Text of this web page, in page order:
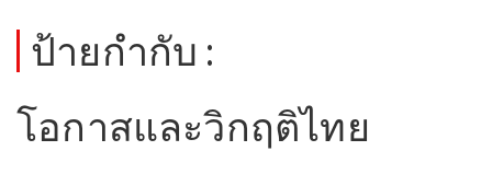
ป้ายกำกับ :
โอกาสและวิกฤติไทย